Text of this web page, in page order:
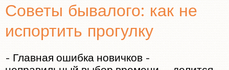
Советы бывалого: как не
испортить прогулку
- Главная ошибка новичков -